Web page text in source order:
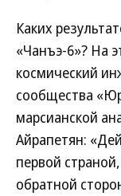
Каких
«Чанъэ-6»? На
космический
сообщества
марсианской
Айрапетян:
первой
обратной